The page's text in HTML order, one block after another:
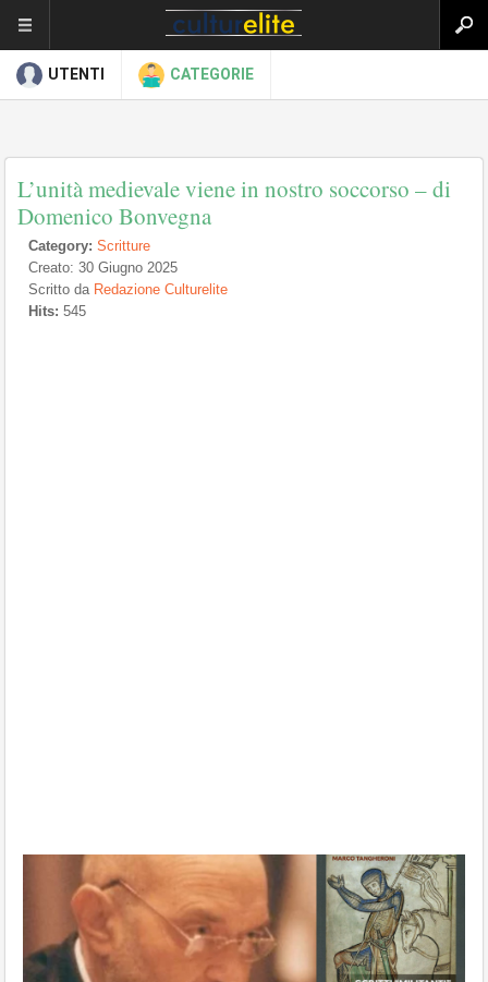
UTENTI CATEGORIE
L’unità medievale viene in nostro soccorso – di
Domenico Bonvegna
Category: Scritture
Creato: 30 Giugno 2025
Scritto da Redazione Culturelite
Hits: 545